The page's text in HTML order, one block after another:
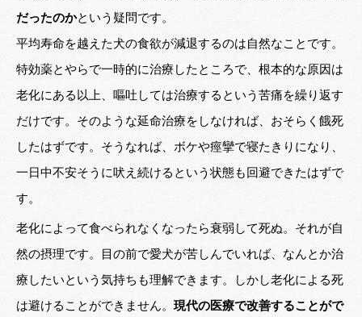
だったのかという疑問です。
平均寿命を越えた犬の食欲が減退するのは自然なことです。
特効薬とやらで一時的に治療したところで、根本的な原因は
老化にある以上、嘔吐しては治療するという苦痛を繰り返す
だけです。そのような延命治療をしなければ、おそらく餓死
したはずです。そうなれば、ボケや痙攣で寝たきりになり、
一日中不安そうに吠え続けるという状態も回避できたはずで
す。
老化によって食べられなくなったら衰弱して死ぬ。それが自
然の摂理です。目の前で愛犬が苦しんでいれば、なんとか治
療したいという気持ちも理解できます。しかし老化による死
は避けることができません。 現代の医療で改善することがで